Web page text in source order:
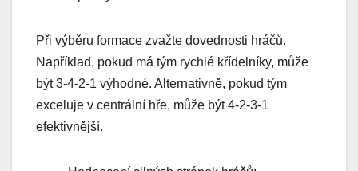
Při výběru formace zvažte dovednosti hráčů.
Například, pokud má tým rychlé křídelníky, může
být 3-4-2-1 výhodné. Alternativně, pokud tým
exceluje v centrální hře, může být 4-2-3-1
efektivnější.